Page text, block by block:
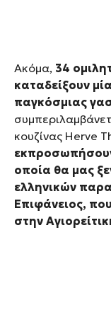
Ακόμα, 34
καταδείξουν
παγκόσμιας
κουζίνας Herve
οποία θα μας
ελληνικών
Επιφάνειος,
στην